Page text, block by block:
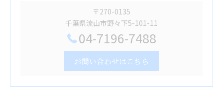
〒270-0135
千葉県流山市野々下5-101-11
04-7196-7488
お問い合わせはこちら